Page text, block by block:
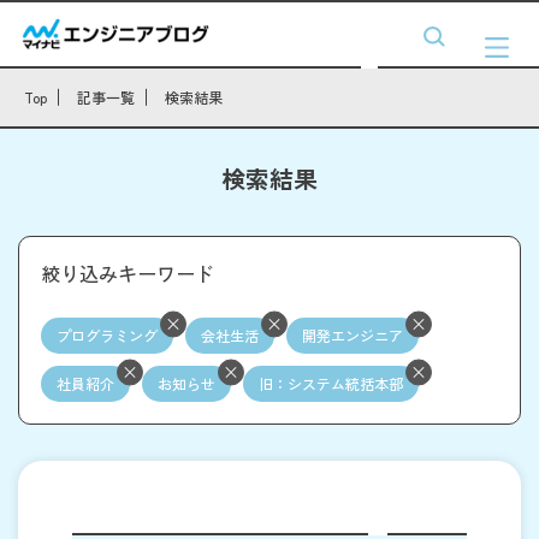
Top 記事一覧 検索結果
検索結果
絞り込みキーワード
プログラミング 会社生活 開発エンジニア
社員紹介 お知らせ 旧：システム統括本部